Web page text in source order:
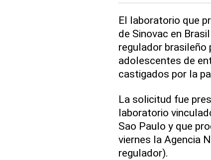
El laboratorio que
de Sinovac en
regulador brasileño
adolescentes de
castigados por la
La solicitud fue
laboratorio
Sao Paulo y que
viernes la Agencia
regulador).